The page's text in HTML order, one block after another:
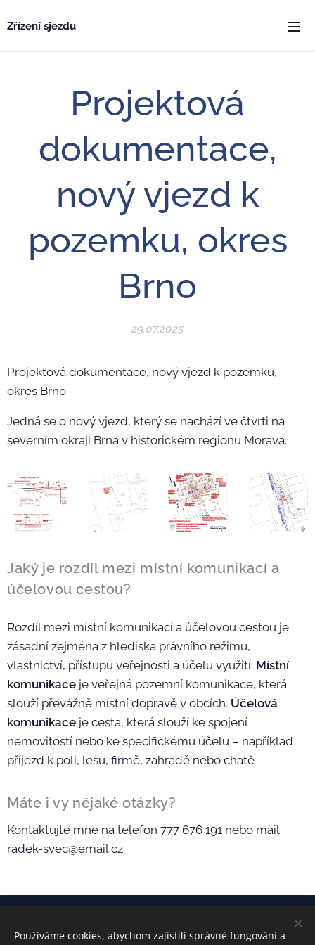
Zřízení sjezdu
Projektová
dokumentace,
nový vjezd k
pozemku, okres
Brno
29.07.2025
Projektová dokumentace, nový vjezd k pozemku,
okres Brno
Jedná se o nový vjezd, který se nachází ve čtvrti na
severním okraji Brna v historickém regionu Morava.
Jaký je rozdíl mezi místní komunikací a
účelovou cestou?
Rozdíl mezi místní komunikací a účelovou cestou je
zásadní zejména z hlediska právního režimu,
vlastnictví, přístupu veřejnosti a účelu využití. Místní
komunikace je veřejná pozemní komunikace, která
slouží převážně místní dopravě v obcích. Účelová
komunikace je cesta, která slouží ke spojení
nemovitostí nebo ke specifickému účelu – například
příjezd k poli, lesu, firmě, zahradě nebo chatě
Máte i vy nějaké otázky?
Kontaktujte mne na telefon 777 676 191 nebo mail
radek-svec@email.cz
Používáme cookies, abychom zajistili správné fungování a